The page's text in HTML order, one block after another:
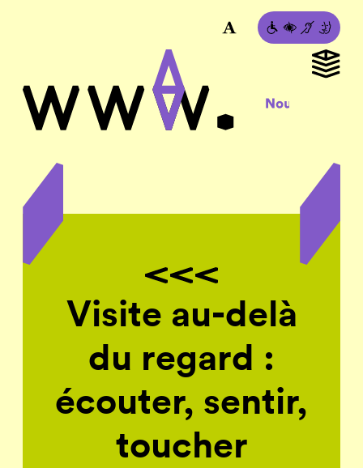
Visite au-delà
du regard :
écouter, sentir,
toucher